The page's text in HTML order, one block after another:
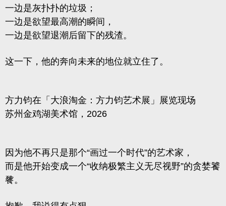
一边是灰扑扑的垃圾；
一边是欲望最高潮的瞬间，
一边是欲望退潮后留下的残渣。
这一下，他的奔向未来的地位就立住了。
方力钧在「大浪淘金：方力钧艺术展」展览现场
苏州金鸡湖美术馆，2026
因为他不再只是那个“画过一个时代”的艺术家，
而是他开始变成一个“收纳极繁主义无尽视野”的贪婪饕
餮。